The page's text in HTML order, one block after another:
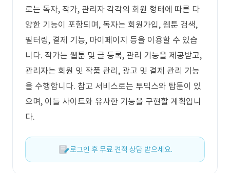
로는 독자, 작가, 관리자 각각의 회원 형태에 따른 다
양한 기능이 포함되며, 독자는 회원가입, 웹툰 검색,
필터링, 결제 기능, 마이페이지 등을 이용할 수 있습
니다. 작가는 웹툰 및 글 등록, 관리 기능을 제공받고,
관리자는 회원 및 작품 관리, 광고 및 결제 관리 기능
을 수행합니다. 참고 서비스로는 투믹스와 탑툰이 있
으며, 이들 사이트와 유사한 기능을 구현할 계획입니
다.
로그인 후 무료 견적 상담 받으세요.